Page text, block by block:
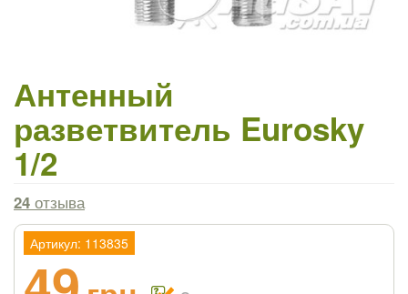
Антенный
разветвитель Eurosky
1/2
24 отзыва
Артикул: 113835